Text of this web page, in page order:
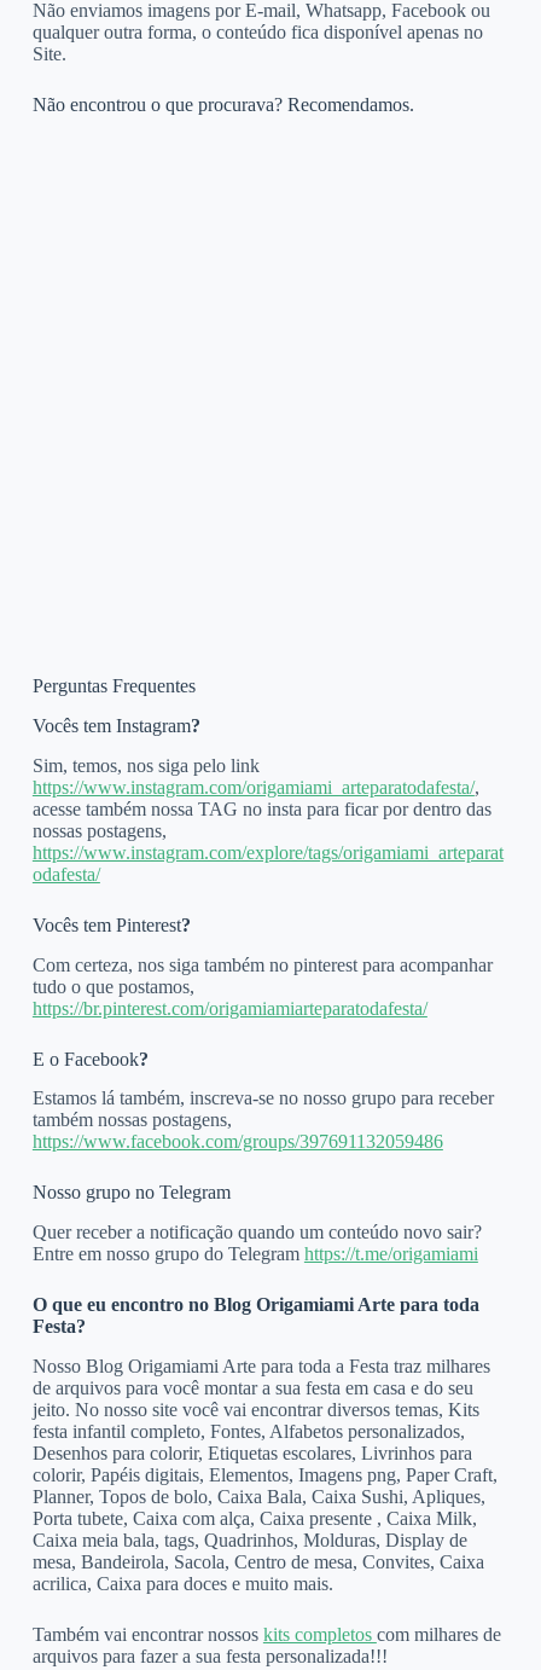
Não enviamos imagens por E-mail, Whatsapp, Facebook ou
qualquer outra forma, o conteúdo fica disponível apenas no
Site.
Não encontrou o que procurava? Recomendamos.
Perguntas Frequentes
Vocês tem Instagram?
Sim, temos, nos siga pelo link
https://www.instagram.com/origamiami_arteparatodafesta/,
acesse também nossa TAG no insta para ficar por dentro das
nossas postagens,
https://www.instagram.com/explore/tags/origamiami_arteparat
odafesta/
Vocês tem Pinterest?
Com certeza, nos siga também no pinterest para acompanhar
tudo o que postamos,
https://br.pinterest.com/origamiamiarteparatodafesta/
E o Facebook?
Estamos lá também, inscreva-se no nosso grupo para receber
também nossas postagens,
https://www.facebook.com/groups/397691132059486
Nosso grupo no Telegram
Quer receber a notificação quando um conteúdo novo sair?
Entre em nosso grupo do Telegram https://t.me/origamiami
O que eu encontro no Blog Origamiami Arte para toda
Festa?
Nosso Blog Origamiami Arte para toda a Festa traz milhares
de arquivos para você montar a sua festa em casa e do seu
jeito. No nosso site você vai encontrar diversos temas, Kits
festa infantil completo, Fontes, Alfabetos personalizados,
Desenhos para colorir, Etiquetas escolares, Livrinhos para
colorir, Papéis digitais, Elementos, Imagens png, Paper Craft,
Planner, Topos de bolo, Caixa Bala, Caixa Sushi, Apliques,
Porta tubete, Caixa com alça, Caixa presente , Caixa Milk,
Caixa meia bala, tags, Quadrinhos, Molduras, Display de
mesa, Bandeirola, Sacola, Centro de mesa, Convites, Caixa
acrilica, Caixa para doces e muito mais.
Também vai encontrar nossos kits completos com milhares de
arquivos para fazer a sua festa personalizada!!!